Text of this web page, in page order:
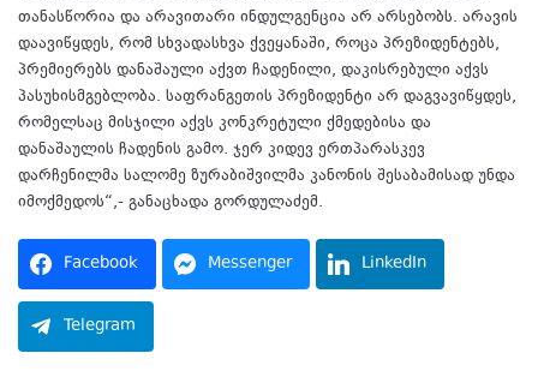
თანასწორია და არავითარი ინდულგენცია არ არსებობს. არავის
დაავიწყდეს, რომ სხვადასხვა ქვეყანაში, როცა პრეზიდენტებს,
პრემიერებს დანაშაული აქვთ ჩადენილი, დაკისრებული აქვს
პასუხისმგებლობა. საფრანგეთის პრეზიდენტი არ დაგვავიწყდეს,
რომელსაც მისჯილი აქვს კონკრეტული ქმედებისა და
დანაშაულის ჩადენის გამო. ჯერ კიდევ ერთპარასკევ
დარჩენილმა სალომე ზურაბიშვილმა კანონის შესაბამისად უნდა
იმოქმედოს“,- განაცხადა გორდულაძემ.
Facebook Messenger LinkedIn
Telegram